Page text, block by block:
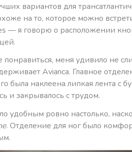
вариантов для
на то, которое можно
— я говорю о расположении
понравиться, меня удивило не
Avianca. Главное
была наклеена липкая лента с
и закрывалось с трудом.
удобным ровно настолько,
. Отделение для ног было